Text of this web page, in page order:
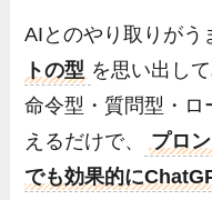
AIとのやり取りがう
トの型 を思い出し
命令型・質問型・ロ
えるだけで、
プロ
でも効果的に